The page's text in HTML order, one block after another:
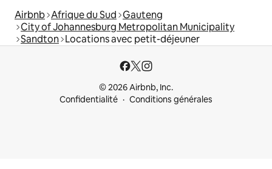
Airbnb Afrique du Sud Gauteng
City of Johannesburg Metropolitan Municipality
Sandton Locations avec petit-déjeuner
© 2026 Airbnb, Inc.
Confidentialité
Conditions générales